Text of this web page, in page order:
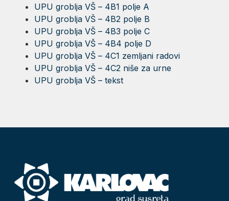
UPU groblja VŠ – 4B1 polje A
UPU groblja VŠ – 4B2 polje B
UPU groblja VŠ – 4B3 polje C
UPU groblja VŠ – 4B4 polje D
UPU groblja VŠ – 4C1 zemljani radovi
UPU groblja VŠ – 4C2 niše za urne
UPU groblja VŠ – tekst